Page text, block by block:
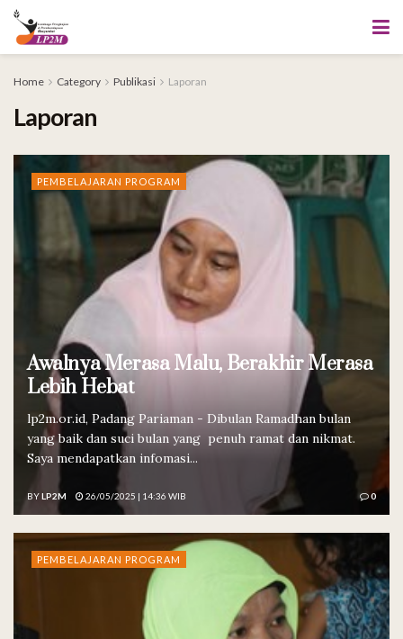
Home Category Publikasi Laporan
Laporan
PEMBELAJARAN PROGRAM
Awalnya Merasa Malu, Berakhir Merasa
Lebih Hebat
lp2m.or.id, Padang Pariaman - Dibulan Ramadhan bulan
yang baik dan suci bulan yang penuh ramat dan nikmat.
Saya mendapatkan infomasi...
BYLP2M 26/05/2025 | 14:36 WIB 0
PEMBELAJARAN PROGRAM